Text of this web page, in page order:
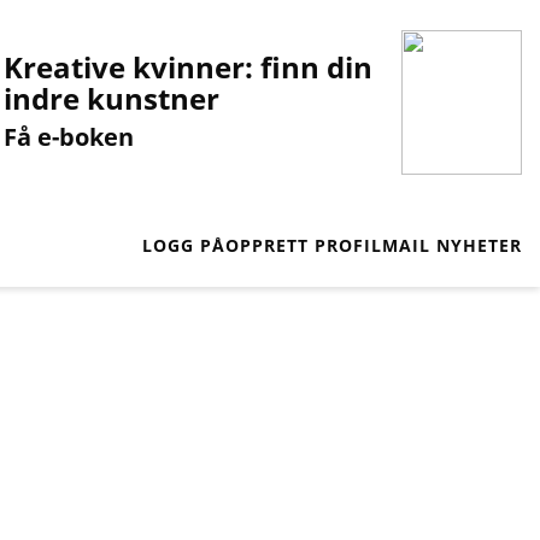
Kreative kvinner: finn din
indre kunstner
Få e-boken
LOGG PÅOPPRETT PROFILMAIL NYHETER